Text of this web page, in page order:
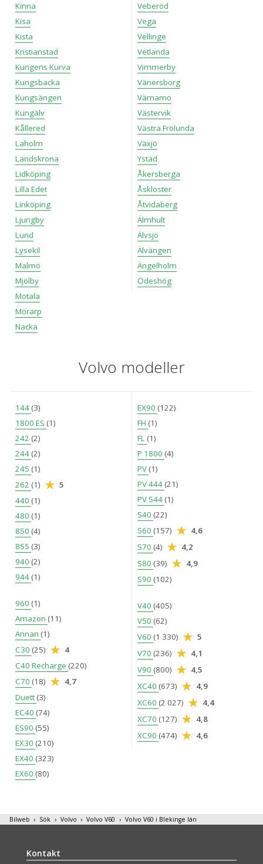
Kinna
Kisa
Kista
Kristianstad
Kungens Kurva
Kungsbacka
Kungsängen
Kungälv
Kållered
Laholm
Landskrona
Lidköping
Lilla Edet
Linköping
Ljungby
Lund
Lysekil
Malmö
Mjölby
Motala
Mörarp
Nacka
Veberöd
Vega
Vellinge
Vetlanda
Vimmerby
Vänersborg
Värnamo
Västervik
Västra Frölunda
Växjö
Ystad
Åkersberga
Åskloster
Åtvidaberg
Älmhult
Älvsjö
Älvängen
Ängelholm
Ödeshög
Volvo modeller
144 (3)
1800 ES (1)
242 (2)
244 (2)
245 (1)
262 (1)
5
440 (1)
480 (1)
850 (4)
855 (3)
940 (2)
944 (1)
960 (1)
Amazon (11)
Annan (1)
C30 (25)
4
C40 Recharge (220)
C70 (18)
4,7
Duett (3)
EC40 (74)
ES90 (55)
EX30 (210)
EX40 (323)
EX60 (80)
EX90 (122)
FH (1)
FL (1)
P 1800 (4)
PV (1)
PV 444 (21)
PV 544 (1)
S40 (22)
S60 (157)
4,6
S70 (4)
4,2
S80 (39)
4,9
S90 (102)
V40 (405)
V50 (62)
V60 (1 330)
5
V70 (236)
4,1
V90 (800)
4,5
XC40 (673)
4,9
XC60 (2 027)
4,4
XC70 (127)
4,8
XC90 (474) 4,6
Bilweb Sök Volvo Volvo V60 Volvo V60 i Blekinge län
Kontakt